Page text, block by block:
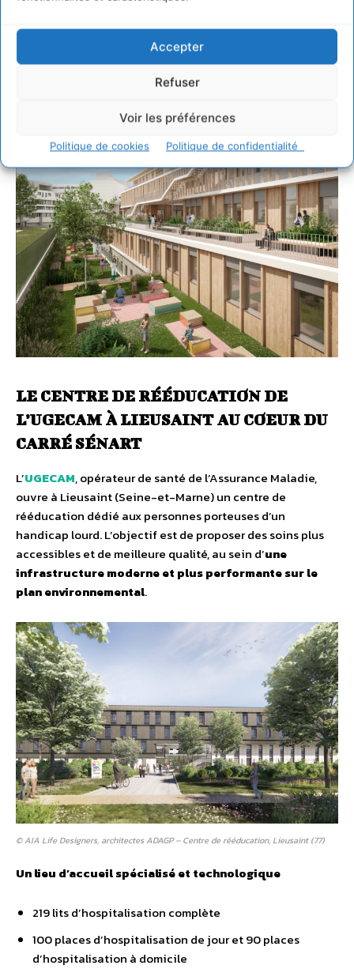
Accepter
Refuser
Voir les préférences
Politique de cookies Politique de confidentialité
d’offrir un environnement sain, confortable
santé et à la qualité d’usage des patients,
accompagnants et personnels
LE CENTRE DE RÉÉDUCATION DE
L’UGECAM À LIEUSAINT AU COEUR DU
CARRÉ SÉNART
L’UGECAM, opérateur de santé de l’Assurance Maladie,
ouvre à Lieusaint (Seine-et-Marne) un centre de
rééducation dédié aux personnes porteuses d’un
handicap lourd. L’objectif est de proposer des soins plus
accessibles et de meilleure qualité, au sein d’une
infrastructure moderne et plus performante sur le
plan environnemental.
© AIA Life Designers, architectes ADAGP – Centre de rééducation, Lieusaint (77)
Un lieu d’accueil spécialisé et technologique
219 lits d’hospitalisation complète
100 places d’hospitalisation de jour et 90 places
d’hospitalisation à domicile